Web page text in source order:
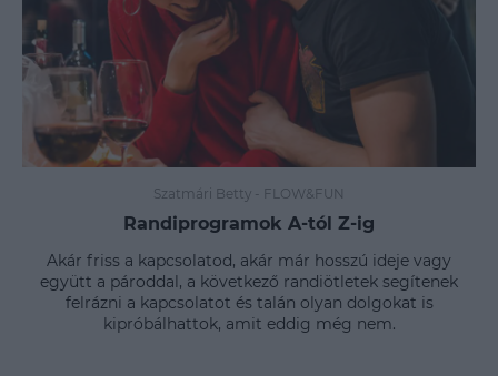
Szatmári Betty - FLOW&FUN
Randiprogramok A-tól Z-ig
Akár friss a kapcsolatod, akár már hosszú ideje vagy
együtt a pároddal, a következő randiötletek segítenek
felrázni a kapcsolatot és talán olyan dolgokat is
kipróbálhattok, amit eddig még nem.